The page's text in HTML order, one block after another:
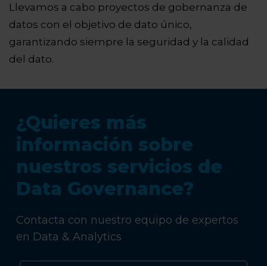
Llevamos a cabo proyectos de gobernanza de
datos con el objetivo de dato único,
garantizando siempre la seguridad y la calidad
del dato.
¿Quieres más
información sobre
nuestros servicios de
Data Governance?
Contacta con nuestro equipo de expertos
en Data & Analytics